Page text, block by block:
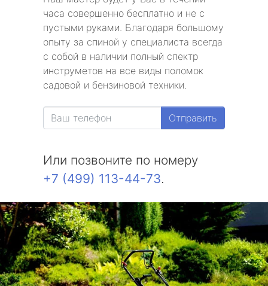
часа совершенно бесплатно и не с
пустыми руками. Благодаря большому
опыту за спиной у специалиста всегда
с собой в наличии полный спектр
инструметов на все виды поломок
садовой и бензиновой техники.
Отправить
Или позвоните по номеру
+7 (499) 113-44-73.